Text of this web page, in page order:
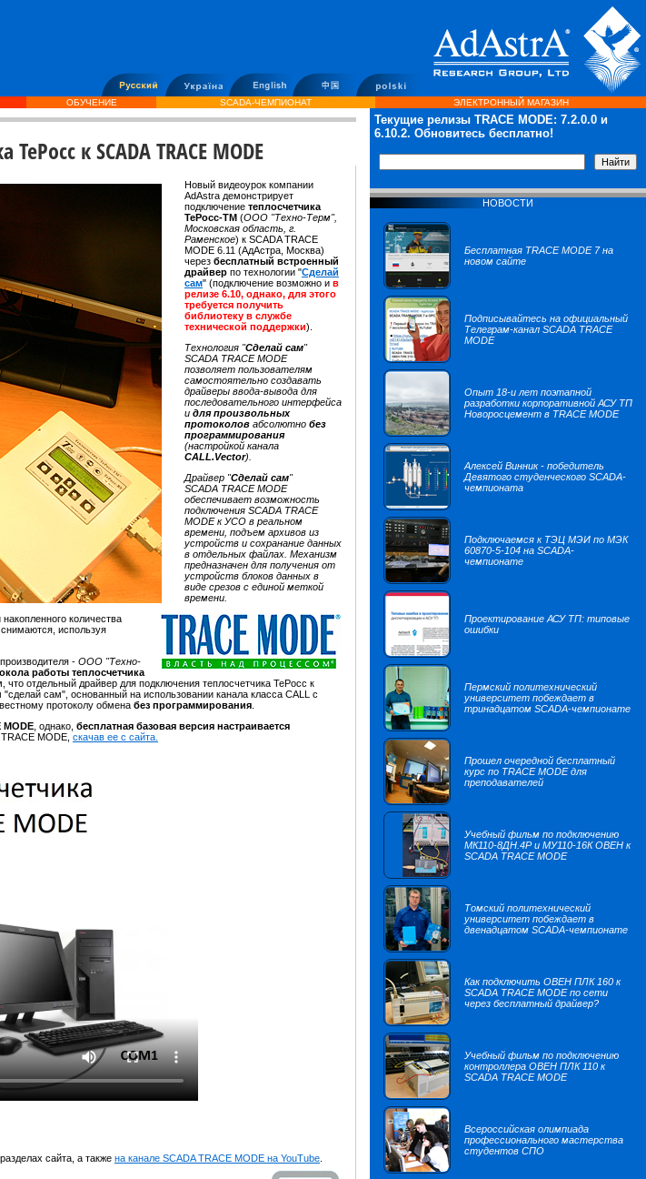
ОБУЧЕНИЕ SCADA-ЧЕМПИОНАТ ЭЛЕКТРОННЫЙ МАГАЗИН
к SCADA TRACE MODE
Новый видеоурок компании
AdAstra демонстрирует
подключение теплосчетчика
ТеРосс-ТМ (ООО "Техно-Терм",
Московская область, г.
Раменское) к SCADA TRACE
MODE 6.11 (АдАстра, Москва)
через бесплатный встроенный
драйвер по технологии "Сделай
сам" (подключение возможно и в
релизе 6.10, однако, для этого
требуется получить
библиотеку в службе
технической поддержки).
Технология "Сделай сам"
SCADA TRACE MODE
позволяет пользователям
самостоятельно создавать
драйверы ввода-вывода для
последовательного интерфейса
и для произвольных
протоколов абсолютно без
программирования
(настройкой канала
CALL.Vector).
Драйвер "Сделай сам"
SCADA TRACE MODE
обеспечивает возможность
подключения SCADA TRACE
MODE к УСО в реальном
времени, подъем архивов из
устройств и сохранание данных
в отдельных файлах. Механизм
предназначен для получения от
устройств блоков данных в
виде срезов с единой меткой
времени.
количества
используя
- ООО "Техно-
работы теплосчетчика
отдельный драйвер для подключения теплосчетчика ТеРосс к
сам", основанный на использовании канала класса CALL с
протоколу обмена без программирования
, однако, бесплатная базовая версия настраивается
MODE, скачав ее с сайта.
сайта, а также на канале SCADA TRACE MODE на YouTube
Текущие релизы TRACE MODE: 7.2.0.0 и
6.10.2. Обновитесь бесплатно!
НОВОСТИ
Бесплатная TRACE MODE 7 на
новом сайте
Подписывайтесь на официальный
Телеграм-канал SCADA TRACE
MODE
Опыт 18-и лет поэтапной
разработки корпоративной АСУ ТП
Новоросцемент в TRACE MODE
Алексей Винник - победитель
Девятого студенческого SCADA-
чемпионата
Подключаемся к ТЭЦ МЭИ по МЭК
60870-5-104 на SCADA-
чемпионате
Проектирование АСУ ТП: типовые
ошибки
Пермский политехнический
университет побеждает в
тринадцатом SCADA-чемпионате
Прошел очередной бесплатный
курс по TRACE MODE для
преподавателей
Учебный фильм по подключению
МК110-8ДН.4Р и МУ110-16К ОВЕН к
SCADA TRACE MODE
Томский политехнический
университет побеждает в
двенадцатом SCADA-чемпионате
Как подключить ОВЕН ПЛК 160 к
SCADA TRACE MODE по сети
через бесплатный драйвер?
Учебный фильм по подключению
контроллера ОВЕН ПЛК 110 к
SCADA TRACE MODE
Всероссийская олимпиада
профессионального мастерства
студентов СПО